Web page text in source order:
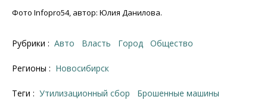
Фото Infopro54, автор: Юлия Данилова.
Рубрики : Авто Власть Город Общество
Регионы : Новосибирск
Теги : утилизационный сбор Брошенные машины